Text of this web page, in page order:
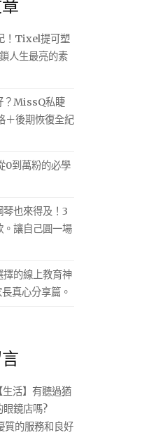
！Tixel提可塑
人生最亮的素
？MissQ私睫
＋後期恢復全紀
0到萬粉的必學
琴也來得及！3
讓自己圓一場
擇的線上教育神
真心分享篇。
【生活】有聽過猶
眼鏡店嗎?
的服務和良好